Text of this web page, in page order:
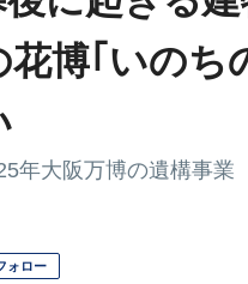
博｢いのち
年大阪万博の遺構事業
ォロー